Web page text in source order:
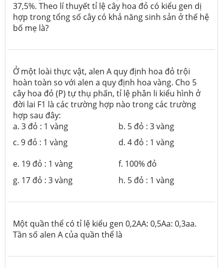
37,5%. Theo lí thuyết tỉ lệ cây hoa đỏ có kiểu gen dị
hợp trong tổng số cây có khả năng sinh sản ở thế hệ
bố mẹ là?
Ở một loài thực vật, alen A quy định hoa đỏ trội
hoàn toàn so với alen a quy định hoa vàng. Cho 5
cây hoa đỏ (P) tự thụ phấn, tỉ lệ phân li kiểu hình ở
đời lai F1 là các trường hợp nào trong các trường
hợp sau đây:
a. 3 đỏ : 1 vàng
b. 5 đỏ : 3 vàng
c. 9 đỏ : 1 vàng
d. 4 đỏ : 1 vàng
e. 19 đỏ : 1 vàng
f. 100% đỏ
g. 17 đỏ : 3 vàng
h. 5 đỏ : 1 vàng
Một quần thể có tỉ lệ kiểu gen 0,2AA: 0,5Aa: 0,3aa.
Tần số alen A của quần thể là